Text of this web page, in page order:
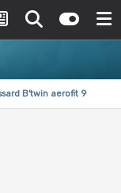
B'twin aerofit 9